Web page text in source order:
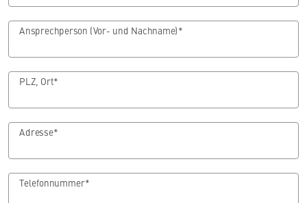
Ansprechperson (Vor- und Nachname)*
PLZ, Ort*
Adresse*
Telefonnummer*